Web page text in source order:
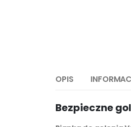
OPIS
Bezpieczne